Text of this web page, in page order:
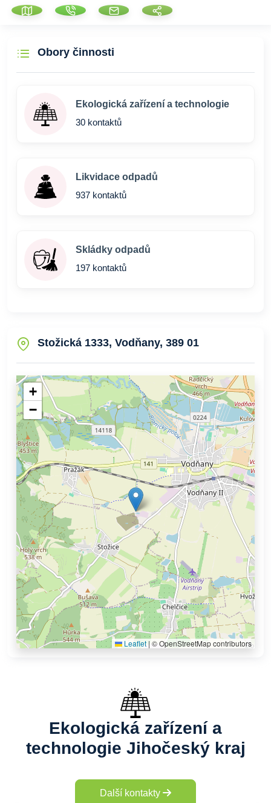
Obory činnosti
Ekologická zařízení a technologie
30 kontaktů
Likvidace odpadů
937 kontaktů
Skládky odpadů
197 kontaktů
Stožická 1333, Vodňany, 389 01
+
−
Leaflet |© OpenStreetMap contributors
Ekologická zařízení a
technologie Jihočeský kraj
Další kontakty